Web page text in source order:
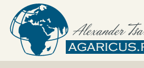
Agaricus.ru